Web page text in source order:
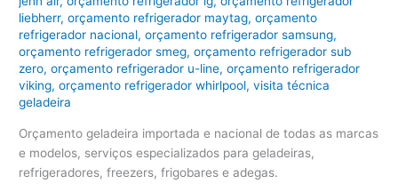
liebherr,orçamento refrigerador maytag,orçamento
refrigerador nacional,orçamento refrigerador samsung,
orçamento refrigerador smeg,orçamento refrigerador sub
zero,orçamento refrigerador u-line,orçamento refrigerador
viking,orçamento refrigerador whirlpool,visita técnica
geladeira
Orçamento geladeira importada e nacional de todas as marcas
e modelos, serviços especializados para geladeiras,
refrigeradores, freezers, frigobares e adegas.